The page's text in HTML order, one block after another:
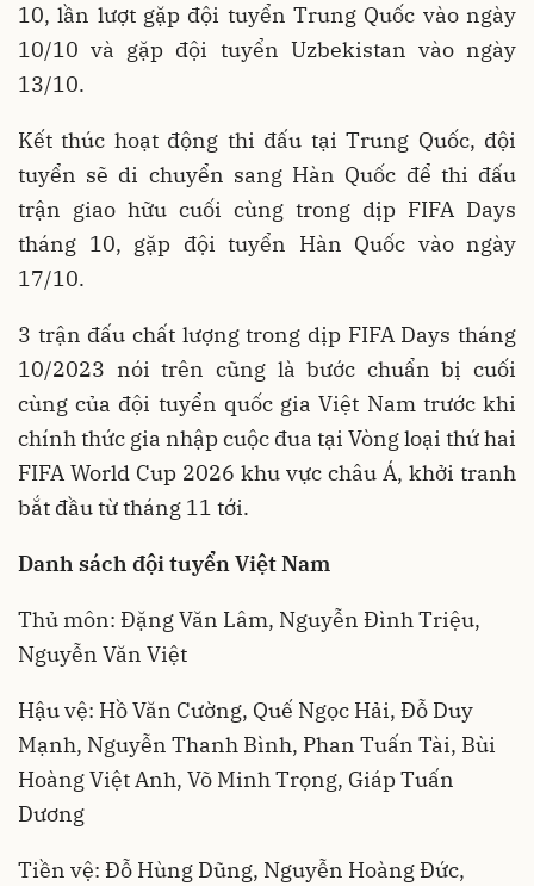
10, lần lượt gặp đội tuyển Trung Quốc vào ngày
10/10 và gặp đội tuyển Uzbekistan vào ngày
13/10.
Kết thúc hoạt động thi đấu tại Trung Quốc, đội
tuyển sẽ di chuyển sang Hàn Quốc để thi đấu
trận giao hữu cuối cùng trong dịp FIFA Days
tháng 10, gặp đội tuyển Hàn Quốc vào ngày
17/10.
3 trận đấu chất lượng trong dịp FIFA Days tháng
10/2023 nói trên cũng là bước chuẩn bị cuối
cùng của đội tuyển quốc gia Việt Nam trước khi
chính thức gia nhập cuộc đua tại Vòng loại thứ hai
FIFA World Cup 2026 khu vực châu Á, khởi tranh
bắt đầu từ tháng 11 tới.
Danh sách đội tuyển Việt Nam
Thủ môn: Đặng Văn Lâm, Nguyễn Đình Triệu,
Nguyễn Văn Việt
Hậu vệ: Hồ Văn Cường, Quế Ngọc Hải, Đỗ Duy
Mạnh, Nguyễn Thanh Bình, Phan Tuấn Tài, Bùi
Hoàng Việt Anh, Võ Minh Trọng, Giáp Tuấn
Dương
Tiền vệ: Đỗ Hùng Dũng, Nguyễn Hoàng Đức,